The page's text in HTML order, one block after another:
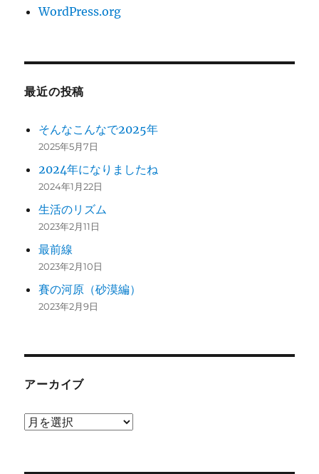
WordPress.org
最近の投稿
そんなこんなで2025年
2025年5月7日
2024年になりましたね
2024年1月22日
生活のリズム
2023年2月11日
最前線
2023年2月10日
賽の河原（砂漠編）
2023年2月9日
アーカイブ
ア